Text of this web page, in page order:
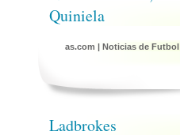
Quiniela
as.com | Noticias de Futbol
Ladbrokes